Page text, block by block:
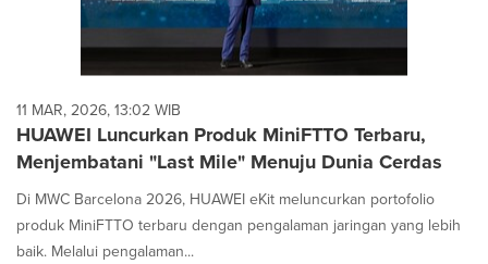
11 MAR, 2026, 13:02 WIB
HUAWEI Luncurkan Produk MiniFTTO Terbaru,
Menjembatani "Last Mile" Menuju Dunia Cerdas
Di MWC Barcelona 2026, HUAWEI eKit meluncurkan portofolio
produk MiniFTTO terbaru dengan pengalaman jaringan yang lebih
baik. Melalui pengalaman...